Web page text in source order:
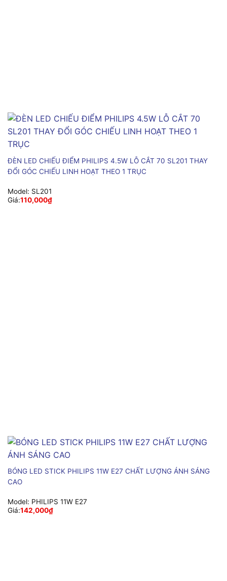
ĐÈN LED CHIẾU ĐIỂM PHILIPS 4.5W LỖ CẮT 70 SL201 THAY
ĐỔI GÓC CHIẾU LINH HOẠT THEO 1 TRỤC
Model: SL201
Giá:110,000₫
BÓNG LED STICK PHILIPS 11W E27 CHẤT LƯỢNG ÁNH SÁNG
CAO
Model: PHILIPS 11W E27
Giá:142,000₫